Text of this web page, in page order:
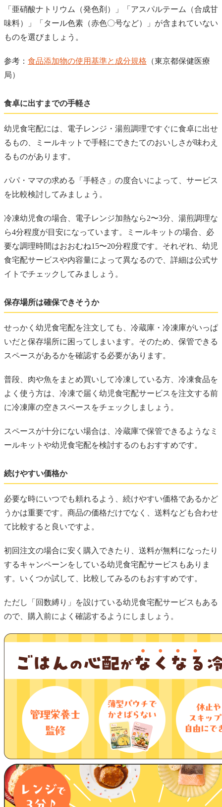
「亜硝酸ナトリウム（発色剤）」「アスパルテーム（合成甘
味料）」「タール色素（赤色〇号など）」が含まれていない
ものを選びましょう。
参考： 食品添加物の使用基準と成分規格 （東京都保健医療
局）
食卓に出すまでの手軽さ
幼児食宅配には、電子レンジ・湯煎調理ですぐに食卓に出せ
るもの、ミールキットで手軽にできたてのおいしさが味わえ
るものがあります。
パパ・ママの求める「手軽さ」の度合いによって、サービス
を比較検討してみましょう。
冷凍幼児食の場合、電子レンジ加熱なら2〜3分、湯煎調理な
ら4分程度が目安になっています。ミールキットの場合、必
要な調理時間はおおむね15〜20分程度です。それぞれ、幼児
食宅配サービスや内容量によって異なるので、詳細は公式サ
イトでチェックしてみましょう。
保存場所は確保できそうか
せっかく幼児食宅配を注文しても、冷蔵庫・冷凍庫がいっぱ
いだと保存場所に困ってしまいます。そのため、保管できる
スペースがあるかを確認する必要があります。
普段、肉や魚をまとめ買いして冷凍している方、冷凍食品を
よく使う方は、冷凍で届く幼児食宅配サービスを注文する前
に冷凍庫の空きスペースをチェックしましょう。
スペースが十分にない場合は、冷蔵庫で保管できるようなミ
ールキットや幼児食宅配を検討するのもおすすめです。
続けやすい価格か
必要な時にいつでも頼れるよう、続けやすい価格であるかど
うかは重要です。商品の価格だけでなく、送料なども合わせ
て比較すると良いですよ。
初回注文の場合に安く購入できたり、送料が無料になったり
するキャンペーンをしている幼児食宅配サービスもありま
す。いくつか試して、比較してみるのもおすすめです。
ただし「回数縛り」を設けている幼児食宅配サービスもある
ので、購入前によく確認するようにしましょう。